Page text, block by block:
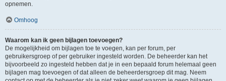
opnemen.
Omhoog
Waarom kan ik geen bijlagen toevoegen?
De mogelijkheid om bijlagen toe te voegen, kan per forum, per
gebruikersgroep of per gebruiker ingesteld worden. De beheerder kan het
bijvoorbeeld zo ingesteld hebben dat je in een bepaald forum helemaal geen
bijlagen mag toevoegen of dat alleen de beheerdersgroep dit mag. Neem